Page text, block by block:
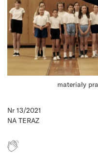
Nr 13/2021
NA TERAZ
materiały